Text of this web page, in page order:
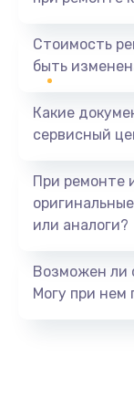
Замена
Замена
Стоимость
быть
Какие
сервисный
При ремонте
или аналоги?
Возможен ли
Могу при нем